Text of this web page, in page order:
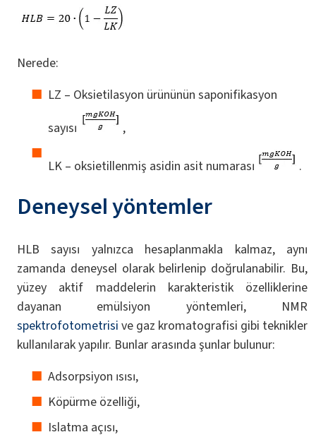
Nerede:
LZ – Oksietilasyon ürününün saponifikasyon
sayısı
,
LK – oksietillenmiş asidin asit numarası .
Deneysel yöntemler
HLB sayısı yalnızca hesaplanmakla kalmaz, aynı
zamanda deneysel olarak belirlenip doğrulanabilir. Bu,
yüzey aktif maddelerin karakteristik özelliklerine
dayanan emülsiyon yöntemleri, NMR
spektrofotometrisi ve gaz kromatografisi gibi teknikler
kullanılarak yapılır. Bunlar arasında şunlar bulunur:
Adsorpsiyon ısısı,
Köpürme özelliği,
Islatma açısı,